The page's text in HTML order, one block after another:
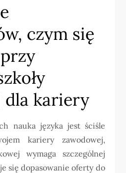
czym się
dla kariery
nauka języka jest ściśle
kariery zawodowej,
wymaga szczególnej
się dopasowanie oferty do